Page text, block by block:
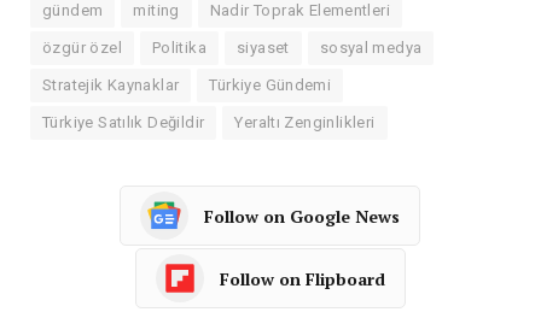
gündem miting Nadir Toprak Elementleri
özgür özel Politika siyaset sosyal medya
Stratejik Kaynaklar Türkiye Gündemi
Türkiye Satılık Değildir Yeraltı Zenginlikleri
Follow on Google News
Follow on Flipboard